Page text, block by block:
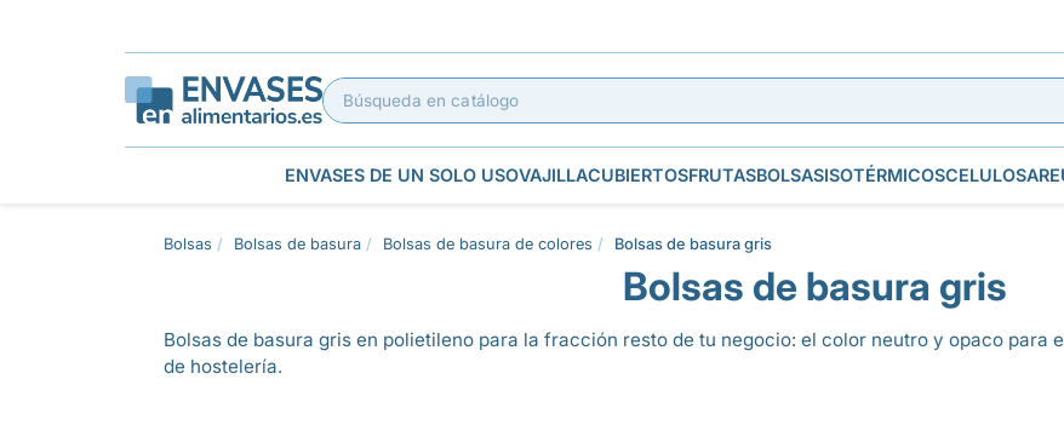
ENVASES DE UN SOLO USOVAJILLACUBIERTOSFRUTASBOLSASISOTÉRMICOSCELULOSA
Bolsas Bolsas de basura Bolsas de basura de colores Bolsas de basura gris
Bolsas de basura gris
Bolsas de basura gris en polietileno para la fracción resto de tu negocio: el color neutro y opaco para
de hostelería.